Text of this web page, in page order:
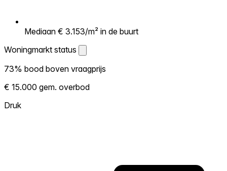
Mediaan € 3.153/m² in de buurt
Woningmarkt status
Woningmarkt status
Laat zien hoe competitief de markt hier is.
Hoe meer woningen boven vraagprijs
verkopen, hoe heter. Heet? Verwacht
73% bood boven vraagprijs
€ 15.000 gem. overbod
Druk